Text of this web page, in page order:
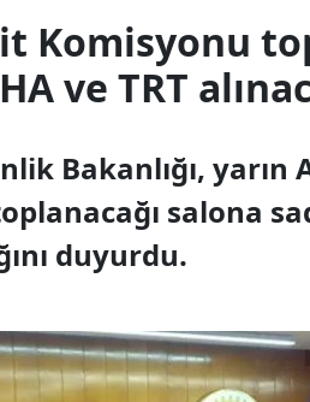
Komisyonu
ve TRT
Bakanlığı, yarın
salona
duyurdu.